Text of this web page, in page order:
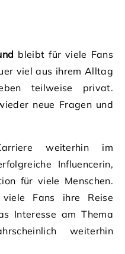
bleibt für viele Fans
viel aus ihrem Alltag
teilweise privat.
neue Fragen und
weiterhin im
Influencerin,
für viele Menschen.
Fans ihre Reise
Interesse am Thema
weiterhin